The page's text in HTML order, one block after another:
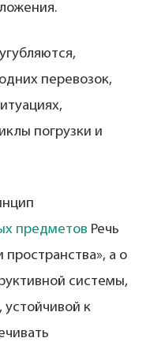
перевозок,
погрузки и
предметов Речь
а о
системы,
устойчивой к